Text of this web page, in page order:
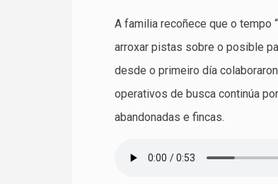
A familia recoñece que o tempo
arroxar pistas sobre o posible
desde o primeiro día
operativos de busca continúa
abandonadas e fincas.